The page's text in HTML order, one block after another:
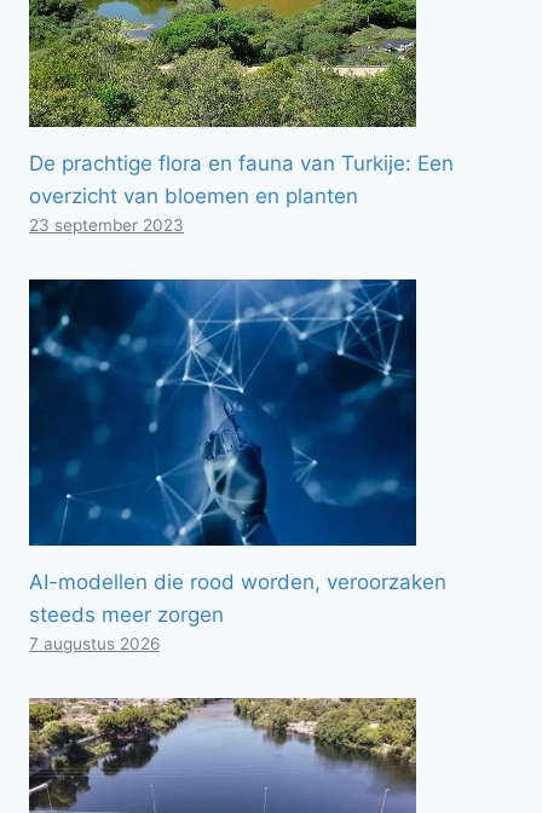
De prachtige flora en fauna van Turkije: Een
overzicht van bloemen en planten
23 september 2023
AI-modellen die rood worden, veroorzaken
steeds meer zorgen
7 augustus 2026